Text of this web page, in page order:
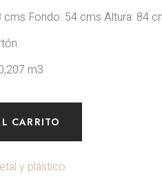
cms Fondo: 54 cms Altura: 84
m3
CARRITO
y plástico